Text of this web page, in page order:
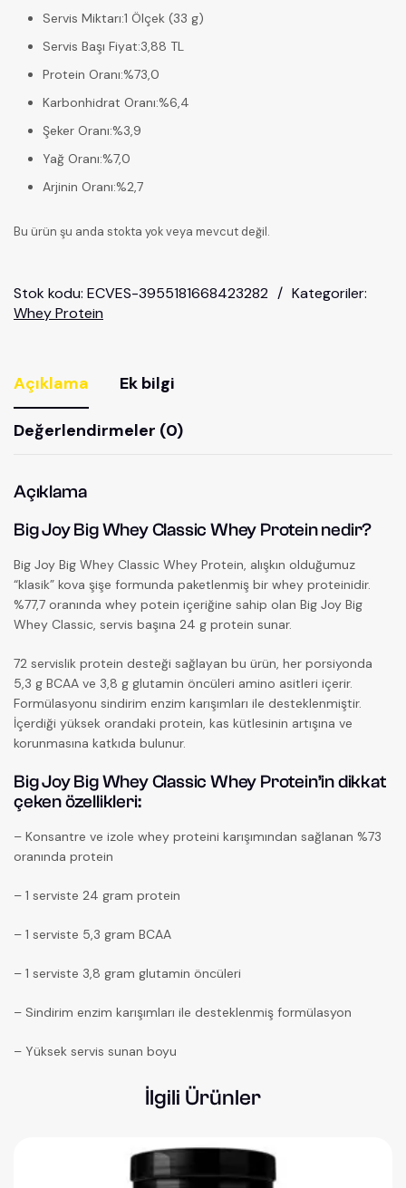
Servis Miktarı:1 Ölçek (33 g)
Servis Başı Fiyat:3,88 TL
Protein Oranı:%73,0
Karbonhidrat Oranı:%6,4
Şeker Oranı:%3,9
Yağ Oranı:%7,0
Arjinin Oranı:%2,7
Bu ürün şu anda stokta yok veya mevcut değil.
Stok kodu: ECVES-3955181668423282
Kategoriler:
Whey Protein
Açıklama Ek bilgi
Değerlendirmeler (0)
Açıklama
Big Joy Big Whey Classic Whey Protein nedir?
Big Joy Big Whey Classic Whey Protein, alışkın olduğumuz
“klasik” kova şişe formunda paketlenmiş bir whey proteinidir.
%77,7 oranında whey potein içeriğine sahip olan Big Joy Big
Whey Classic, servis başına 24 g protein sunar.
72 servislik protein desteği sağlayan bu ürün, her porsiyonda
5,3 g BCAA ve 3,8 g glutamin öncüleri amino asitleri içerir.
Formülasyonu sindirim enzim karışımları ile desteklenmiştir.
İçerdiği yüksek orandaki protein, kas kütlesinin artışına ve
korunmasına katkıda bulunur.
Big Joy Big Whey Classic Whey Protein’in dikkat
çeken özellikleri:
– Konsantre ve izole whey proteini karışımından sağlanan %73
oranında protein
– 1 serviste 24 gram protein
– 1 serviste 5,3 gram BCAA
– 1 serviste 3,8 gram glutamin öncüleri
– Sindirim enzim karışımları ile desteklenmiş formülasyon
– Yüksek servis sunan boyu
İlgili Ürünler